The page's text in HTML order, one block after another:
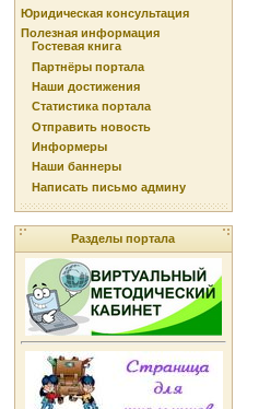
Юридическая консультация
Полезная информация
Гостевая книга
Партнёры портала
Наши достижения
Статистика портала
Отправить новость
Информеры
Наши баннеры
Написать письмо админу
Разделы портала